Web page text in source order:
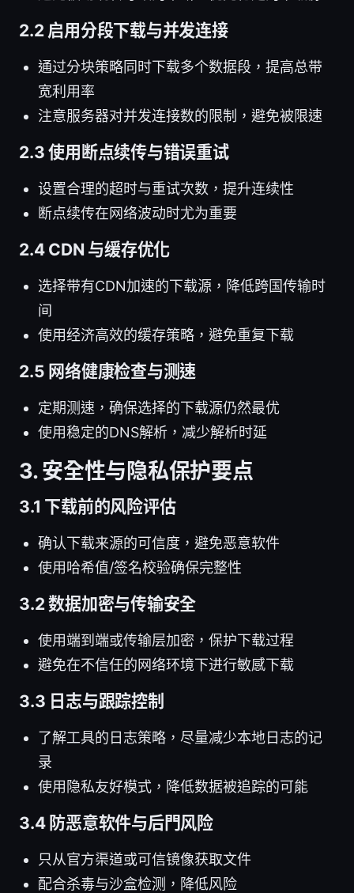
2.2 启用分段下载与并发连接
通过分块策略同时下载多个数据段，提高总带
宽利用率
注意服务器对并发连接数的限制，避免被限速
2.3 使用断点续传与错误重试
设置合理的超时与重试次数，提升连续性
断点续传在网络波动时尤为重要
2.4 CDN 与缓存优化
选择带有CDN加速的下载源，降低跨国传输时
间
使用经济高效的缓存策略，避免重复下载
2.5 网络健康检查与测速
定期测速，确保选择的下载源仍然最优
使用稳定的DNS解析，减少解析时延
3. 安全性与隐私保护要点
3.1 下载前的风险评估
确认下载来源的可信度，避免恶意软件
使用哈希值/签名校验确保完整性
3.2 数据加密与传输安全
使用端到端或传输层加密，保护下载过程
避免在不信任的网络环境下进行敏感下载
3.3 日志与跟踪控制
了解工具的日志策略，尽量减少本地日志的记
录
使用隐私友好模式，降低数据被追踪的可能
3.4 防恶意软件与后門风险
只从官方渠道或可信镜像获取文件
配合杀毒与沙盒检测，降低风险